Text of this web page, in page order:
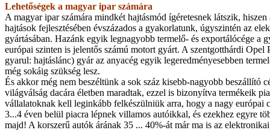
Lehetőségek a magyar ipar számára
A magyar ipar számára mindkét hajtásmód ígéretesnek látszik,
hajtások fejlesztésében évszázados a gyakorlatunk, úgyszintén az
gyártásában. Hazánk egyik legnagyobb termelő- és exportálócége a
európai szinten is jelentős számú motort gyárt. A szentgotthárdi
gyarul: hajtáslánc) gyár az anyacég egyik legeredményesebben
még sokáig szükség lesz.
És akkor még nem beszéltünk a sok száz kisebb-nagyobb beszállító
világválság dacára életben maradtak, ezzel is bizonyítva termékeik
vállalatoknak kell leginkább felkészülniük arra, hogy a nagy európai
3...4 éven belül piacra lépnek villamos autóikkal, és ezekhez egyre
majd! A korszerű autók árának 35 ... 40%-át már ma is az